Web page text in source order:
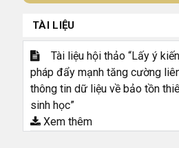
TÀI LIỆU
Tài liệu hội thảo “Lấy ý
pháp đẩy mạnh tăng cường
thông tin dữ liệu về bảo tồn
sinh học”
Xem thêm